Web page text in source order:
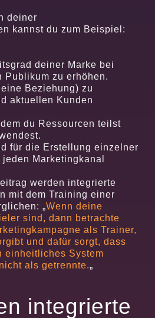
deiner
kannst du zum Beispiel:
deiner Marke bei
Publikum zu erhöhen.
Beziehung) zu
aktuellen Kunden
du Ressourcen teilst
für die Erstellung einzelner
Marketingkanal
werden integrierte
mit dem Training einer
„Wenn deine
sind, dann betrachte
als Trainer,
und dafür sorgt, dass
einheitliches System
als getrennte.„
integrierte